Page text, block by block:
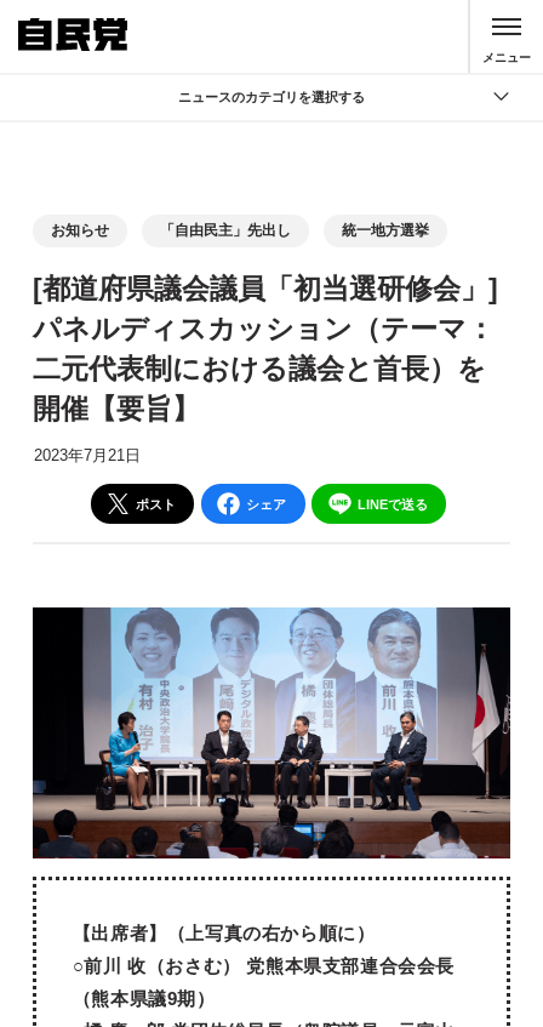
メニュー
ニュースのカテゴリを選択する
記者会見
活動局
お知らせ 「自由民主」先出し 統一地方選挙
[都道府県議会議員「初当選研修会」]
パネルディスカッション（テーマ：
二元代表制における議会と首長）を
開催【要旨】
2023年7月21日
ポスト シェア LINEで送る
【出席者】（上写真の右から順に）
○前川 收（おさむ） 党熊本県支部連合会会長
（熊本県議9期）